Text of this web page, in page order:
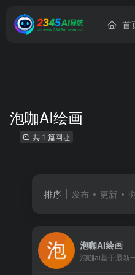
首
泡咖AI绘画
共 1 篇网址
排序 发布 更新
泡咖AI绘画